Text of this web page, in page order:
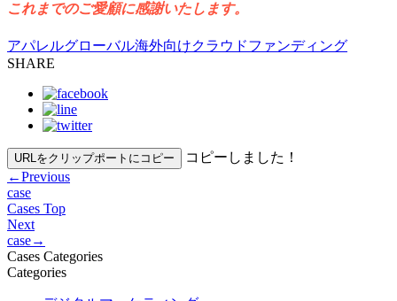
これまでのご愛顧に感謝いたします。
アパレルグローバル海外向けクラウドファンディング
SHARE
URLをクリップポートにコピー
コピーしました！
←Previous
case
Cases Top
Next
case→
Cases Categories
Categories